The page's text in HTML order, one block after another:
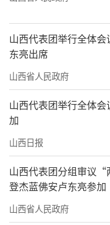
山西代表团举行全体
东亮出席
山西省人民政府
山西代表团举行全体
加
山西日报
山西代表团分组审议
登杰蓝佛安卢东亮参加
山西省人民政府